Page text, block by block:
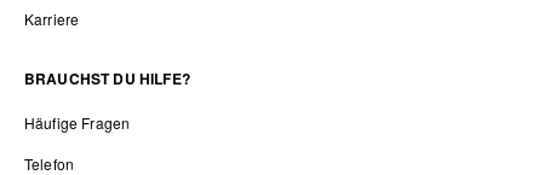
Karriere
BRAUCHST DU HILFE?
Häufige Fragen
Telefon